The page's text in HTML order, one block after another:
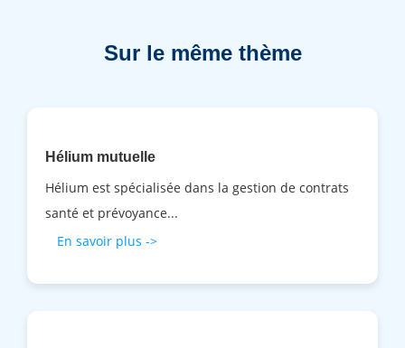
Sur le même thème
Hélium mutuelle
Hélium est spécialisée dans la gestion de contrats
santé et prévoyance...
En savoir plus ->